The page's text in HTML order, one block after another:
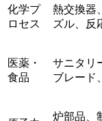
化学プ
ロセス
熱交換器
ズル、反
医薬・
食品
サニタリ
ブレード
炉部品、